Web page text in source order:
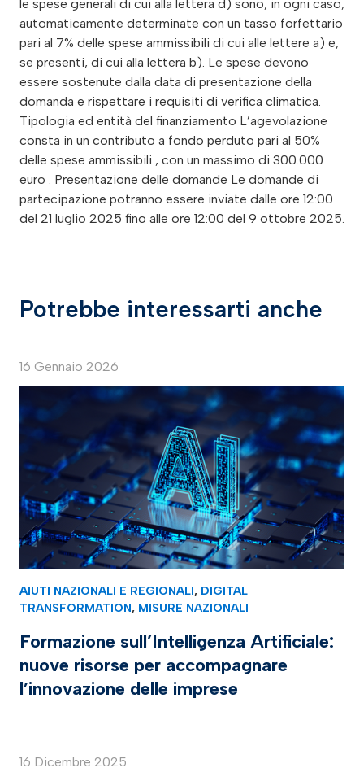
le spese generali di cui alla lettera d) sono, in ogni caso,
automaticamente determinate con un tasso forfettario
pari al 7% delle spese ammissibili di cui alle lettere a) e,
se presenti, di cui alla lettera b). Le spese devono
essere sostenute dalla data di presentazione della
domanda e rispettare i requisiti di verifica climatica.
Tipologia ed entità del finanziamento L’agevolazione
consta in un contributo a fondo perduto pari al 50%
delle spese ammissibili , con un massimo di 300.000
euro . Presentazione delle domande Le domande di
partecipazione potranno essere inviate dalle ore 12:00
del 21 luglio 2025 fino alle ore 12:00 del 9 ottobre 2025.
Potrebbe interessarti anche
16 Gennaio 2026
AIUTI NAZIONALI E REGIONALI, DIGITAL
TRANSFORMATION, MISURE NAZIONALI
Formazione sull’Intelligenza Artificiale:
nuove risorse per accompagnare
l’innovazione delle imprese
16 Dicembre 2025